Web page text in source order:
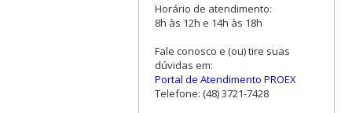
Horário de atendimento:
8h às 12h e 14h às 18h
Fale conosco e (ou) tire suas
dúvidas em:
Portal de Atendimento PROEX
Telefone: (48) 3721-7428